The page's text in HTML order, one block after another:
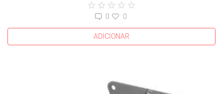
0
0
ADICIONAR